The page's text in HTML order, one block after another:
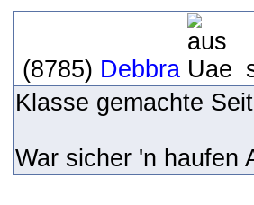
(8785) Debbra
Klasse gemachte
War sicher 'n haufen